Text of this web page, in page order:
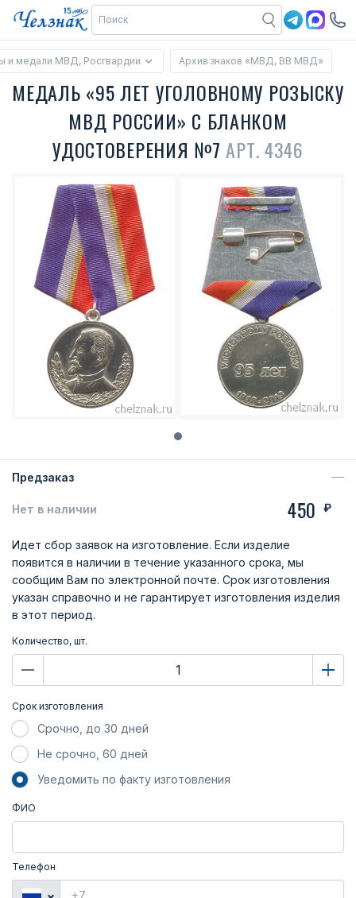
и медали МВД, Росгвардии Архив знаков «МВД, ВВ МВД»
МЕДАЛЬ «95 ЛЕТ УГОЛОВНОМУ РОЗЫСКУ
МВД РОССИИ» С БЛАНКОМ
УДОСТОВЕРЕНИЯ №7АРТ. 4346
Предзаказ
Нет в наличии 450 ₽
Идет сбор заявок на изготовление. Если изделие
появится в наличии в течение указанного срока, мы
сообщим Вам по электронной почте. Срок изготовления
указан справочно и не гарантирует изготовления изделия
в этот период.
Количество, шт.
Срок изготовления
Срочно, до 30 дней
Не срочно, 60 дней
Уведомить по факту изготовления
ФИО
Телефон